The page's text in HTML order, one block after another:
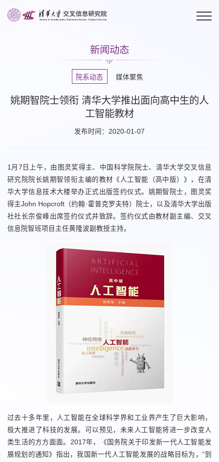
新闻动态
院系动态 媒体聚焦
姚期智院士领衔 清华大学推出面向高中生的人
工智能教材
发布时间：2020-01-07
1月7日上午，由图灵奖得主、中国科学院院士、清华大学交叉信息
研究院院长姚期智领衔主编的教材《人工智能（高中版）》，在清
华大学信息技术大楼举办正式出版签约仪式。姚期智院士，图灵奖
得主John Hopcroft（约翰·霍普克罗夫特）院士，以及清华大学出版
社社长宗俊峰出席签约仪式并致辞。签约仪式由教材副主编、交叉
信息院智班项目主任黄隆波副教授主持。
过去十多年里，人工智能在全球科学界和工业界产生了巨大影响，
极大推进了科技的发展。可以预见，未来人工智能将进一步改变人
类生活的方方面面。2017年，《国务院关于印发新一代人工智能发
展规划的通知》指出，我国新一代人工智能发展的战略目标为，“到